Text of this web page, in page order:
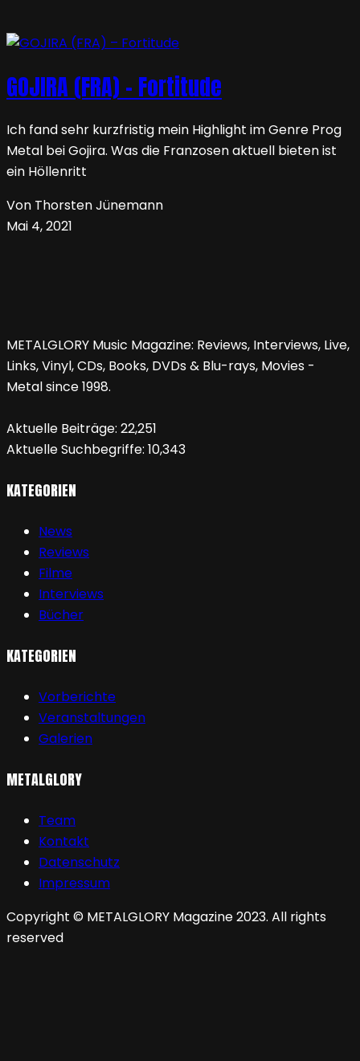
GOJIRA (FRA) – Fortitude
Ich fand sehr kurzfristig mein Highlight im Genre Prog
Metal bei Gojira. Was die Franzosen aktuell bieten ist
ein Höllenritt
Von Thorsten Jünemann
Mai 4, 2021
METALGLORY Music Magazine: Reviews, Interviews, Live,
Links, Vinyl, CDs, Books, DVDs & Blu-rays, Movies -
Metal since 1998.
Aktuelle Beiträge: 22,251
Aktuelle Suchbegriffe: 10,343
KATEGORIEN
News
Reviews
Filme
Interviews
Bücher
KATEGORIEN
Vorberichte
Veranstaltungen
Galerien
METALGLORY
Team
Kontakt
Datenschutz
Impressum
Copyright © METALGLORY Magazine 2023. All rights
reserved